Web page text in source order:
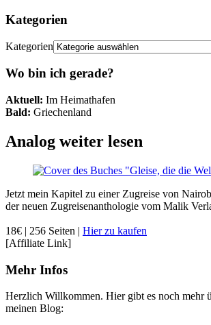
Kategorien
Kategorien
Wo bin ich gerade?
Aktuell: Im Heimathafen
Bald: Griechenland
Analog weiter lesen
Jetzt mein Kapitel zu einer Zugreise von
der neuen Zugreisenanthologie vom Malik
18€ | 256 Seiten | Hier zu kaufen
[Affiliate Link]
Mehr Infos
Herzlich Willkommen. Hier gibt es noch mehr
meinen Blog: